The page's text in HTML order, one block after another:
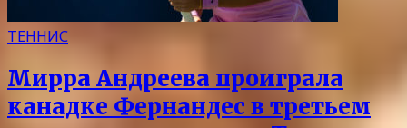
ТЕННИС
Мирра Андреева проиграла
канадке Фернандес в третьем